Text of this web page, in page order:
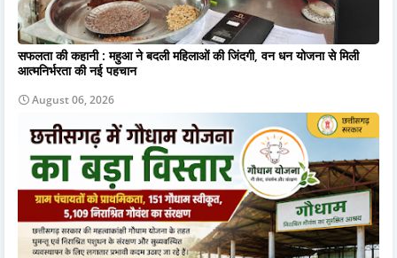
सफलता की कहानी : महुआ ने बदली महिलाओं की जिंदगी, वन धन योजना से मिली
आत्मनिर्भरता की नई पहचान
August 06, 2026